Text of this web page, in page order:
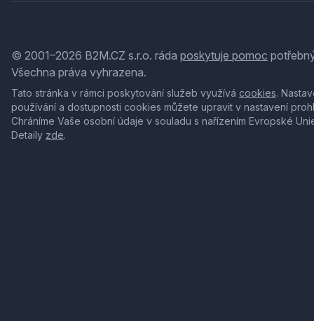
© 2001–2026 B2M.CZ s.r.o. ráda poskytuje pomoc
Všechna práva vyhrazena.
Tato stránka v rámci poskytování služeb využívá cookies.
používání a dostupnosti cookies můžete upravit v nastavení
Chráníme Vaše osobní údaje v souladu s nařízením Evropské
Detaily zde.